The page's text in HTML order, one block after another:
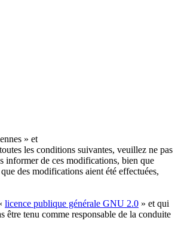
» et
les conditions suivantes, veuillez ne pas
informer de ces modifications, bien que
des modifications aient été effectuées,
licence publique générale GNU 2.0 » et qui
tenu comme responsable de la conduite